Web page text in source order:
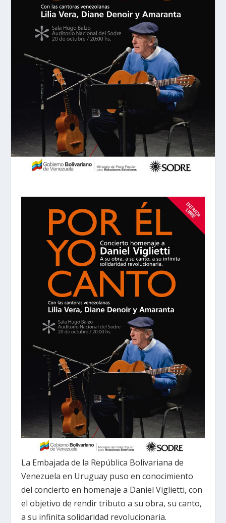
La Embajada de la República Bolivariana de
Venezuela en Uruguay puso en conocimiento
del concierto en homenaje a Daniel Viglietti, con
el objetivo de rendir tributo a su obra, su canto,
a su infinita solidaridad revolucionaria.